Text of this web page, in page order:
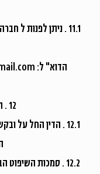
11.1 . ניתן לפנות ל
12 . הדין החל וסמכות שיפוט
12.1 . הדין החל על
12.2 . סמכות